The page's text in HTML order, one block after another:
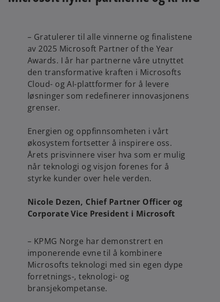
– Gratulerer til alle vinnerne og finalistene
av 2025 Microsoft Partner of the Year
Awards. I år har partnerne våre utnyttet
den transformative kraften i Microsofts
Cloud- og AI-plattformer for å levere
løsninger som redefinerer innovasjonens
grenser.
Energien og oppfinnsomheten i vårt
økosystem fortsetter å inspirere oss.
Årets prisvinnere viser hva som er mulig
når teknologi og visjon forenes for å
styrke kunder over hele verden.
Nicole Dezen, Chief Partner Officer og
Corporate Vice President i Microsoft
– KPMG Norge har demonstrert en
imponerende evne til å kombinere
Microsofts teknologi med sin egen dype
forretnings-, teknologi- og
bransjekompetanse.